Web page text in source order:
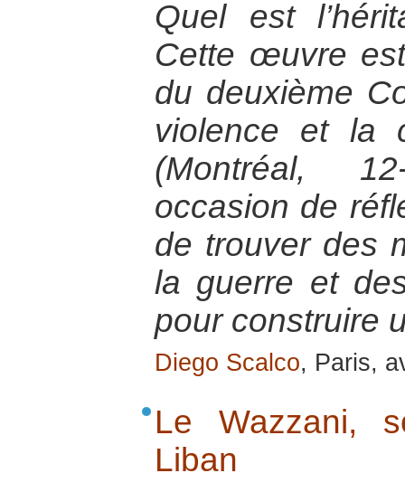
Quel est
Cette œuvre
du deuxième
violence et la
(Montréal,
occasion de
de trouver des
la guerre et
pour construire
Diego Scalco, Paris,
Le Wazzani,
Liban